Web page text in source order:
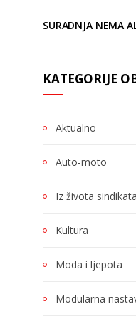
SURADNJA NEMA
KATEGORIJE
Aktualno
Auto-moto
Iz života sindikata
Kultura
Moda i ljepota
Modularna